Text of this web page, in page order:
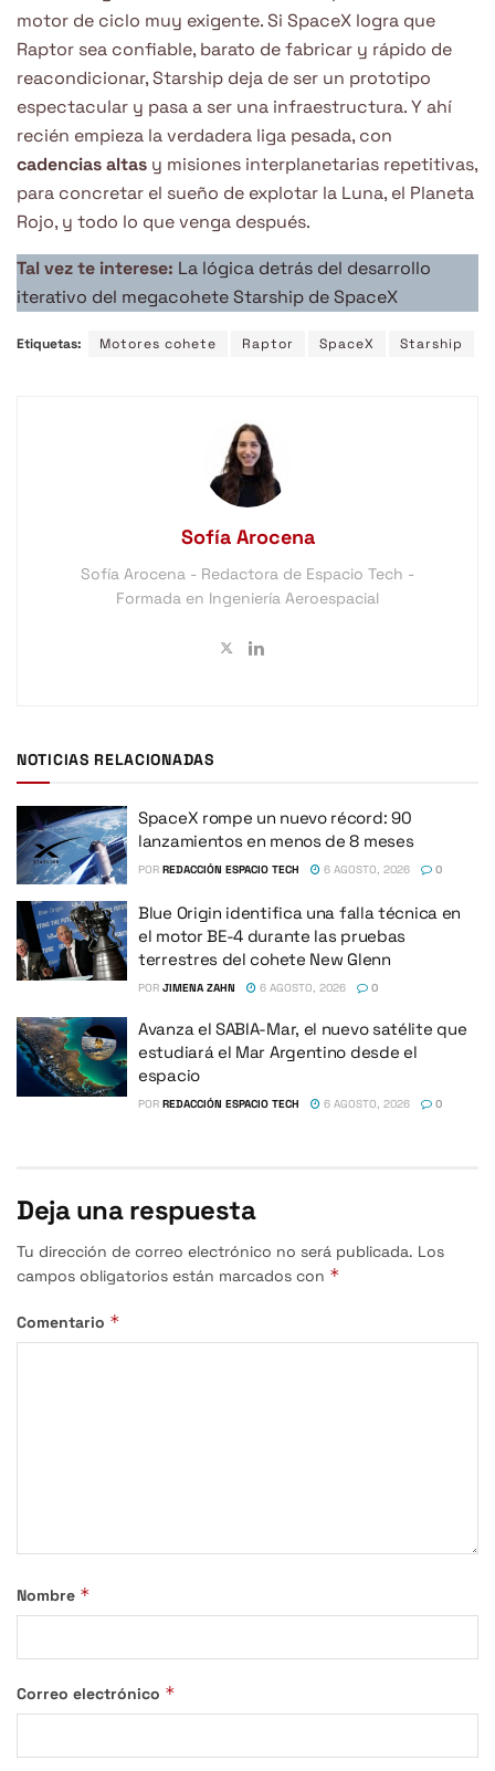
motor de ciclo muy exigente. Si SpaceX logra que
Raptor sea confiable, barato de fabricar y rápido de
reacondicionar, Starship deja de ser un prototipo
espectacular y pasa a ser una infraestructura. Y ahí
recién empieza la verdadera liga pesada, con
cadencias altas y misiones interplanetarias repetitivas,
para concretar el sueño de explotar la Luna, el Planeta
Rojo, y todo lo que venga después.
Tal vez te interese: La lógica detrás del desarrollo
iterativo del megacohete Starship de SpaceX
Etiquetas: Motores cohete Raptor SpaceX Starship
Sofía Arocena
Sofía Arocena - Redactora de Espacio Tech -
Formada en Ingeniería Aeroespacial
NOTICIAS RELACIONADAS
SpaceX rompe un nuevo récord: 90
lanzamientos en menos de 8 meses
POR REDACCIÓN ESPACIO TECH 6 AGOSTO, 2026 0
Blue Origin identifica una falla técnica en
el motor BE-4 durante las pruebas
terrestres del cohete New Glenn
POR JIMENA ZAHN 6 AGOSTO, 2026 0
Avanza el SABIA-Mar, el nuevo satélite que
estudiará el Mar Argentino desde el
espacio
POR REDACCIÓN ESPACIO TECH 6 AGOSTO, 2026 0
Deja una respuesta
Tu dirección de correo electrónico no será publicada. Los
campos obligatorios están marcados con *
Comentario *
Nombre *
Correo electrónico *